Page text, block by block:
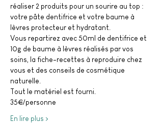
réaliser 2 produits pour un sourire au top :
votre pâte dentifrice et votre baume à
lèvres protecteur et hydratant.
Vous repartirez avec 50ml de dentifrice et
10g de baume à lèvres réalisés par vos
soins, la fiche-recettes à reproduire chez
vous et des conseils de cosmétique
naturelle.
Tout le matériel est fourni.
35€/personne
En lire plus >